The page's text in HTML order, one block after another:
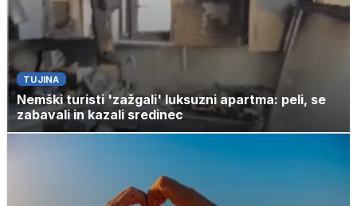
TUJINA
Nemški turisti 'zažgali' luksuzni apartma: peli, se
zabavali in kazali sredinec